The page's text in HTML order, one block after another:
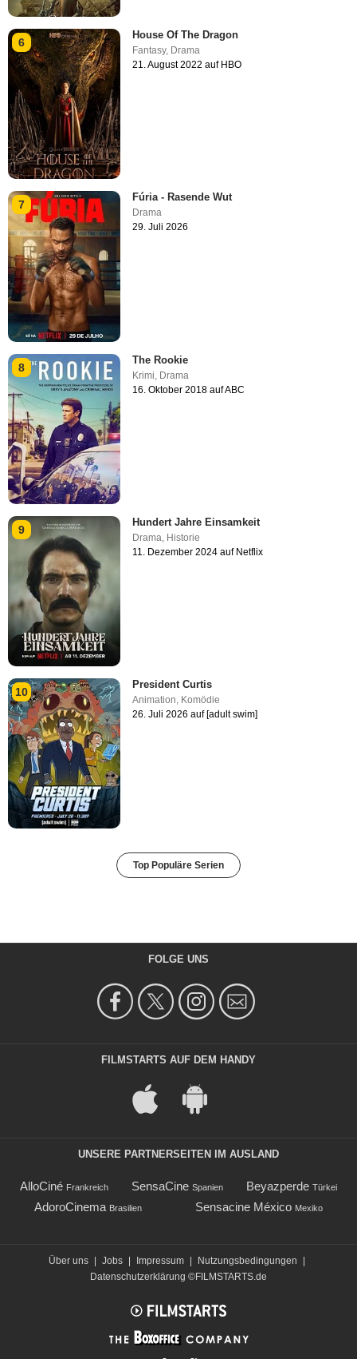
6
House Of The Dragon
Fantasy, Drama
21. August 2022 auf HBO
7
Fúria - Rasende Wut
Drama
29. Juli 2026
8
The Rookie
Krimi Drama
16. Oktober 2018 auf ABC
9
Hundert Jahre Einsamkeit
Drama, Historie
11. Dezember 2024 auf Netflix
10
President Curtis
Animation, Komödie
26. Juli 2026 auf [adult swim]
Top Populäre Serien
FOLGE UNS
FILMSTARTS AUF DEM HANDY
UNSERE PARTNERSEITEN IM AUSLAND
AlloCiné Frankreich SensaCine Spanien Beyazperde Türkei
AdoroCinema Brasilien Sensacine México Mexiko
Über uns Jobs Impressum Nutzungsbedingungen
Datenschutzerklärung ©FILMSTARTS.de